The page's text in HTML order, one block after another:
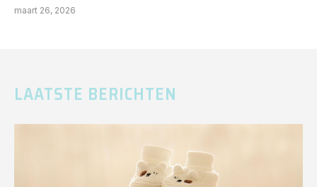
maart 26, 2026
LAATSTE BERICHTEN